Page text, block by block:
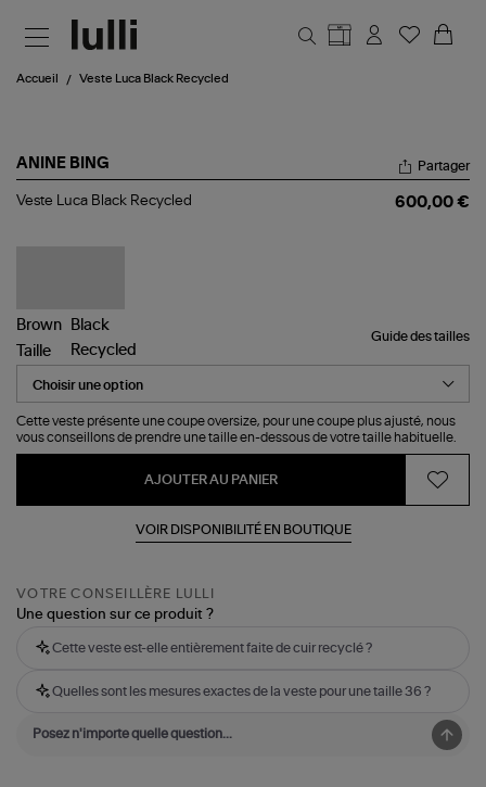
Accueil Veste Luca Black Recycled
ANINE BING
Veste
Partager
Veste Luca Black Recycled 600,00 €
Guide des tailles
Taille
Cette veste présente une coupe oversize, pour une coupe plus ajusté, nous
vous conseillons de prendre une taille en-dessous de votre taille habituelle.
AJOUTER AU PANIER
VOIR DISPONIBILITÉ EN BOUTIQUE
VOTRE CONSEILLÈRE LULLI
Une question sur ce produit ?
Cette veste est-elle entièrement faite de cuir recyclé ?
Quelles sont les mesures exactes de la veste pour une taille 36 ?